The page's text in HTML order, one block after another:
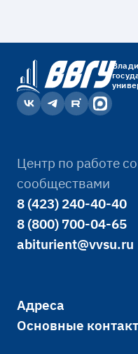
Центр по работе
сообществами
8 (423) 240-40-40
8 (800) 700-04-65
abiturient@vvsu.ru
Адреса
Основные